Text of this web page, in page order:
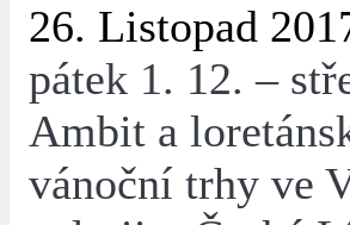
26. Listopad
pátek 1. 12. –
Ambit a
vánoční trhy ve